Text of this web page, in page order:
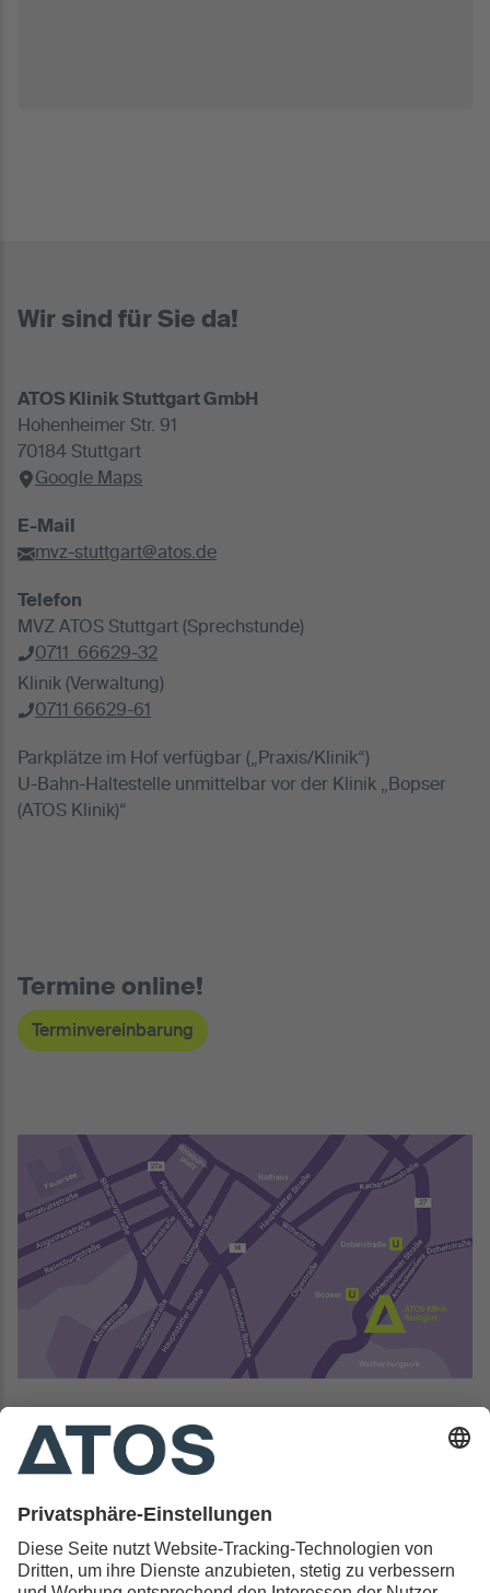
Wir sind für Sie da!
ATOS Klinik Stuttgart GmbH
Hohenheimer Str. 91
70184 Stuttgart
Google Maps
E-Mail
mvz-stuttgart@atos.de
Telefon
MVZ ATOS Stuttgart (Sprechstunde)
0711 66629-32
Klinik (Verwaltung)
0711 66629-61
Parkplätze im Hof verfügbar („Praxis/Klinik“)
U-Bahn-Haltestelle unmittelbar vor der Klinik „Bopser
(ATOS Klinik)“
Termine online!
Terminvereinbarung